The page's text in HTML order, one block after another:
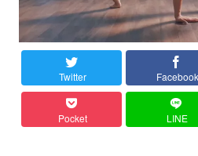
Twitter Facebook
Pocket LINE